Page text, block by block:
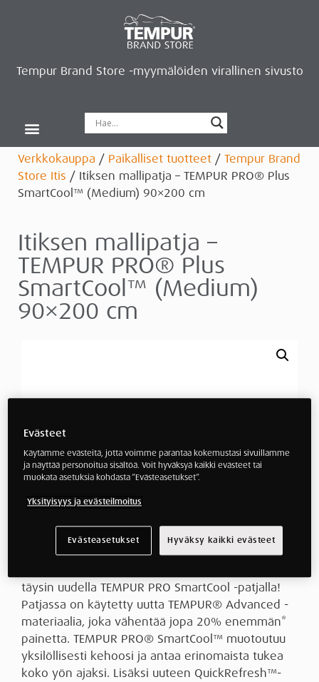
Tempur Brand Store -myymälöiden virallinen sivusto
Verkkokauppa / Paikalliset tuotteet / Tempur Brand
Store Itis / Itiksen mallipatja – TEMPUR PRO® Plus
SmartCool™ (Medium) 90×200 cm
Itiksen mallipatja –
TEMPUR PRO® Plus
SmartCool™ (Medium)
90×200 cm
täysin uudella TEMPUR PRO SmartCool -patjalla!
Patjassa on käytetty uutta TEMPUR®️ Advanced -
materiaalia, joka vähentää jopa 20% enemmän*
painetta. TEMPUR PRO®️ SmartCool™️ muotoutuu
yksilöllisesti kehoosi ja antaa erinomaista tukea
koko yön ajaksi. Lisäksi uuteen QuickRefresh™️-
Evästeet
Käytämme evästeitä, jotta voimme parantaa kokemustasi sivuillamme
ja näyttää personoitua sisältöä. Voit hyväksyä kaikki evästeet tai
muokata asetuksia kohdasta ”Evästeasetukset”.
Yksityisyys ja evästeilmoitus
Evästeasetukset Hyväksy kaikki evästeet